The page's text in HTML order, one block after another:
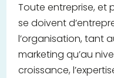
Toute entreprise, et
se doivent
l’organisation, tant
marketing qu’au
croissance,